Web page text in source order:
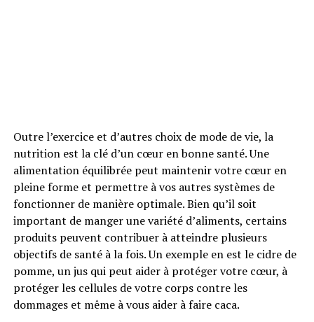
Outre l’exercice et d’autres choix de mode de vie, la
nutrition est la clé d’un cœur en bonne santé. Une
alimentation équilibrée peut maintenir votre cœur en
pleine forme et permettre à vos autres systèmes de
fonctionner de manière optimale. Bien qu’il soit
important de manger une variété d’aliments, certains
produits peuvent contribuer à atteindre plusieurs
objectifs de santé à la fois. Un exemple en est le cidre de
pomme, un jus qui peut aider à protéger votre cœur, à
protéger les cellules de votre corps contre les
dommages et même à vous aider à faire caca.